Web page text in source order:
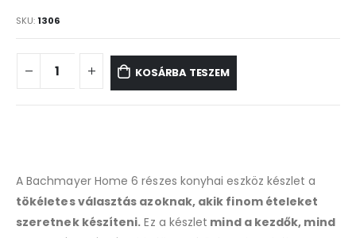
SKU:1306
KOSÁRBA TESZEM
A Bachmayer Home 6 részes konyhai eszköz készlet a
tökéletes választás azoknak, akik finom ételeket
szeretnek készíteni. Ez a készlet mind a kezdők, mind